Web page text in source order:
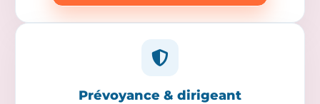
Prévoyance & dirigeant